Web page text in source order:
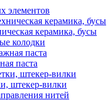
элементов
керамика, бусы
колодки
паста
штекер-вилки